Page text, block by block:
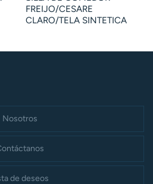
FREIJO/CESARE
CLARO/TELA SINTETICA
Nosotros
de deseos